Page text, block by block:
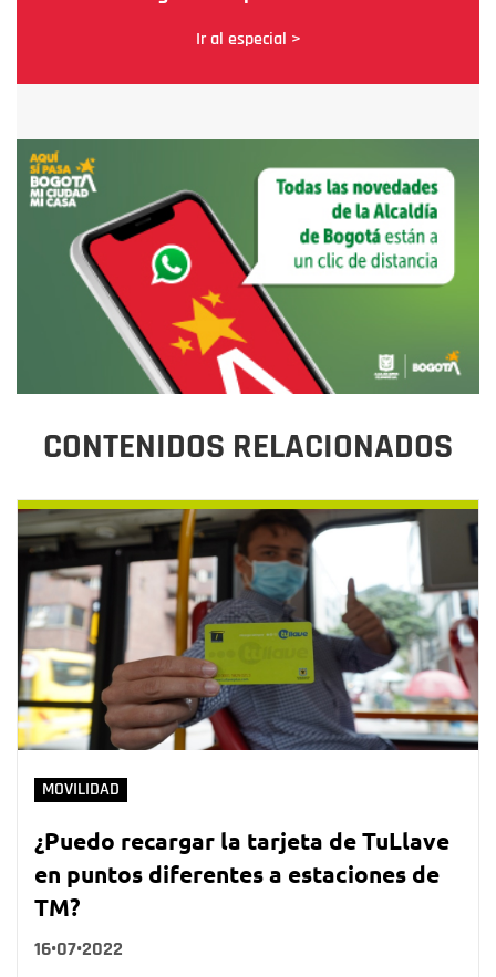
Ir al especial >
CONTENIDOS RELACIONADOS
MOVILIDAD
¿Puedo recargar la tarjeta de TuLlave
en puntos diferentes a estaciones de
TM?
16•07•2022